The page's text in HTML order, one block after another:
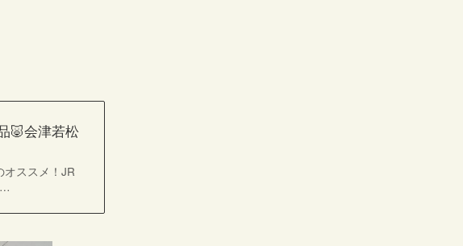
🐷会津若松
オススメ！JR